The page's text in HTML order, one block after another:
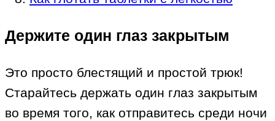
Держите один глаз закрытым
Это просто блестящий и простой трюк!
Старайтесь держать один глаз закрытым
во время того, как отправитесь среди ночи